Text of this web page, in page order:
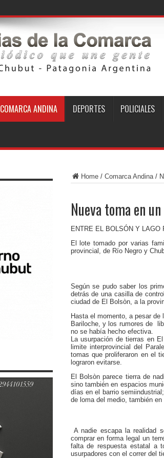
COMARCA ANDINA DEPORTES POLICIALES
Home/ Comarca Andina/
Nueva toma en
ENTRE EL BOLSÓN Y LAGO
El lote tomado por varias
provincial, de Río Negro y
Según se pudo saber los
detrás de una casilla de
ciudad de El Bolsòn, a la
Hasta el momento, a pesar
Bariloche, y los rumores de
no se había hecho efectiva.
La usurpación de tierras en
limite interprovincial del
tomas que proliferaron en el
lograron evitarse.
El Bolsòn parece tierra de
sino también en espacios
días en el barrio
de loma del medio, también
A nadie escapa la realidad
comprar en forma legal un
falta de respuesta estatal a
usurpadores con el correr del